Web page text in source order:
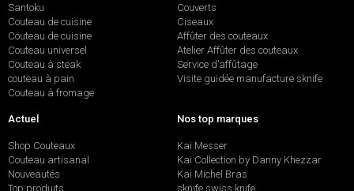
Santoku
Couteau de cuisine
Couteau de cuisine
Couteau universel
Couteau à steak
couteau à pain
Couteau à fromage
Couverts
Ciseaux
Affûter des couteaux
Atelier Affûter des couteaux
Service d’affûtage
Visite guidée manufacture sknife
Actuel
Shop Couteaux
Couteau artisanal
Nouveautés
Top produits
Nos top marques
Kai Messer
Kai Collection by Danny Khezzar
Kai Michel Bras
sknife swiss knife